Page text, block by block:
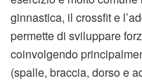
ginnastica, il crossfit e
permette di sviluppare
coinvolgendo
(spalle, braccia, dorso e